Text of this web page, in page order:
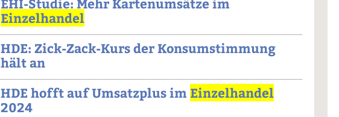
Einzelhandel
HDE: Zick-Zack-Kurs der Konsumstimmung
hält an
HDE hofft auf Umsatzplus im Einzelhandel
2024